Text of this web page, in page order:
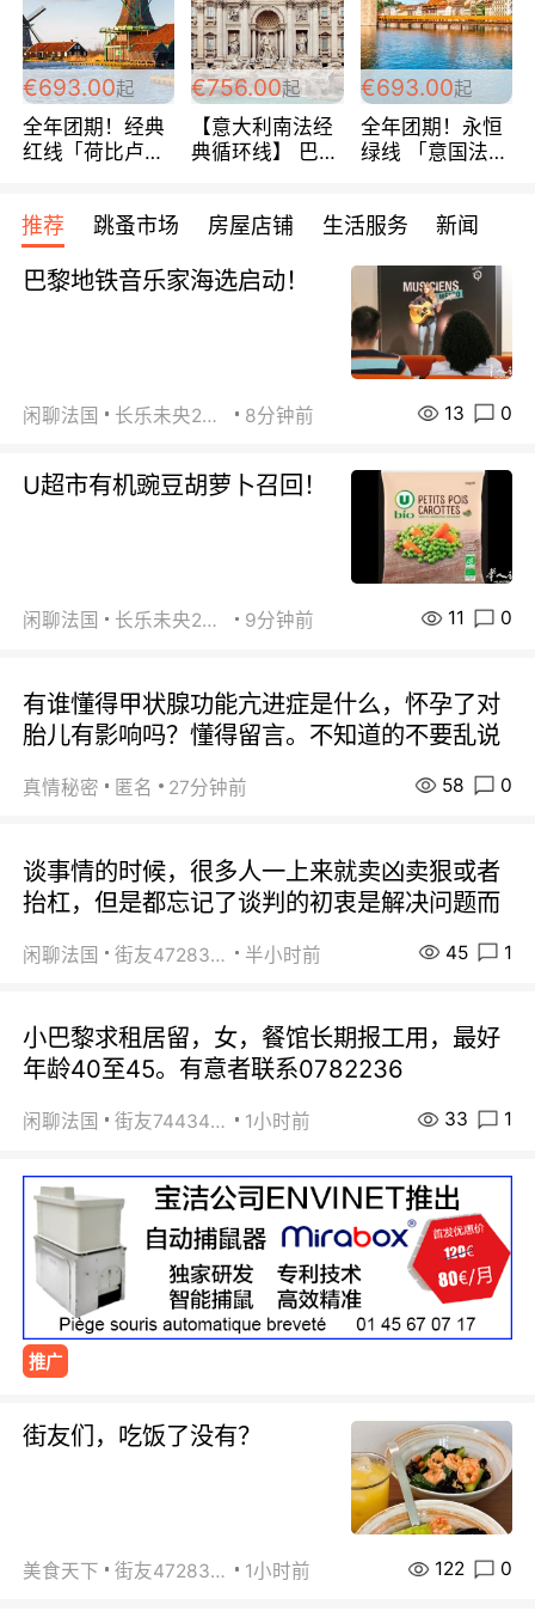
€693.00起
全年团期！经典
红线「荷比卢德
天！巴黎上下！
包拼房~
€756.00起
【意大利南法经
典循环线】 巴黎
宾馆 108欧/天起
€693.00起
全年团期！永恒
绿线 「意国法
欧/天起 ~包拼房
推荐 跳蚤市场 房屋店铺 生活服务 新闻
巴黎地铁音乐家海选启动！
闲聊法国 长乐未央2015 8分钟前 13 0
U超市有机豌豆胡萝卜召回！
闲聊法国 长乐未央2015 9分钟前 11 0
有谁懂得甲状腺功能亢进症是什么，怀孕了对
胎儿有影响吗？懂得留言。不知道的不要乱说
真情秘密 匿名 27分钟前 58 0
谈事情的时候，很多人一上来就卖凶卖狠或者
抬杠，但是都忘记了谈判的初衷是解决问题而
闲聊法国 街友472838572 半小时前 45 1
小巴黎求租居留，女，餐馆长期报工用，最好
年龄40至45。有意者联系0782236
闲聊法国 街友74434350 1小时前 33 1
推广
街友们，吃饭了没有？
美食天下 街友472838572 1小时前 122 0